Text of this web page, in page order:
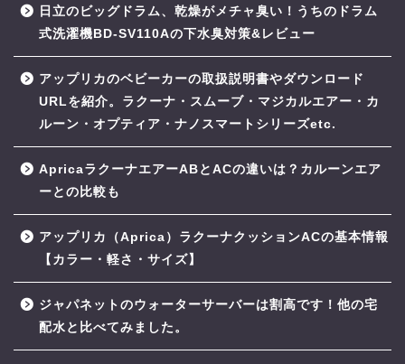
日立のビッグドラム、乾燥がメチャ臭い！うちのドラム
式洗濯機BD-SV110Aの下水臭対策&レビュー
アップリカのベビーカーの取扱説明書やダウンロード
URLを紹介。ラクーナ・スムーブ・マジカルエアー・カ
ルーン・オプティア・ナノスマートシリーズetc.
ApricaラクーナエアーABとACの違いは？カルーンエア
ーとの比較も
アップリカ（Aprica）ラクーナクッションACの基本情報
【カラー・軽さ・サイズ】
ジャパネットのウォーターサーバーは割高です！他の宅
配水と比べてみました。